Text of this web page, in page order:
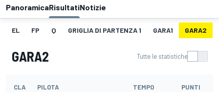
PanoramicaRisultatiNotizie
EL FP Q GRIGLIA DI PARTENZA 1 GARA1 GARA2
GARA2 Tutte le statistiche
CLA PILOTA TEMPO PUNTI